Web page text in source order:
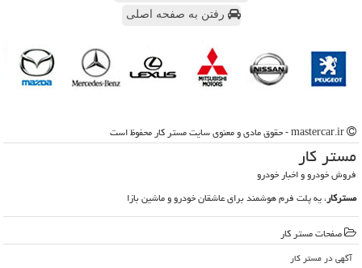
رفتن به صفحه اصلی
مستر كار
فروش خودرو و اخبار خودرو
مسترکار، یه پلت فرم هوشمند برای عاشقان خودرو و ماشین بازا
صفحات مستر كار
آگهی در مستر كار